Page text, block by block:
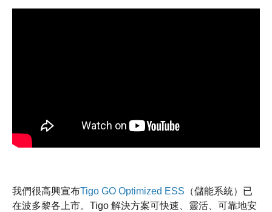
我們很高興宣布Tigo GO Optimized ESS （儲能系統）已
在波多黎各上市。Tigo 解決方案可快速、靈活、可靠地安